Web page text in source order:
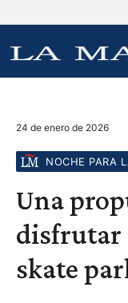
24 de enero de 2026
NOCHE PARA
Una
disfrutar
skate